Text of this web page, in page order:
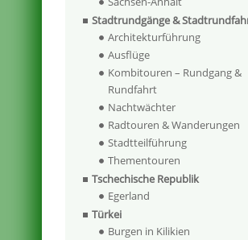
Stadtrundgänge &
Architekturführung
Ausflüge
Kombitouren – Rundgang &
Rundfahrt
Nachtwächter
Radtouren & Wanderungen
Stadtteilführung
Thementouren
Tschechische Republik
Egerland
Türkei
Burgen in Kilikien